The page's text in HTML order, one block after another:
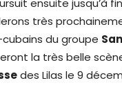
ensuite jusqu’à
très
du groupe
la très belle
des Lilas le 9